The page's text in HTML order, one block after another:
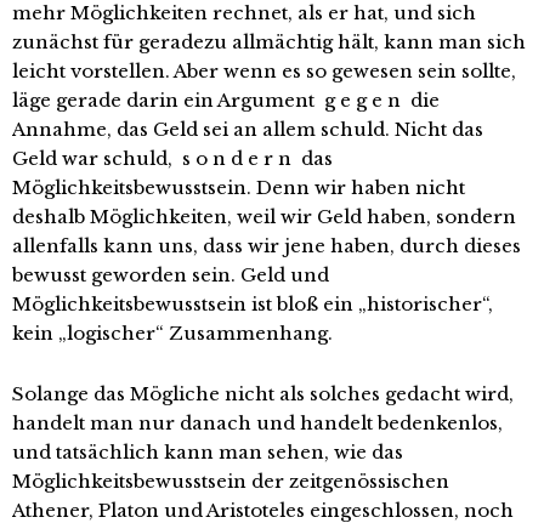
mehr Möglichkeiten rechnet, als er hat, und sich
zunächst für geradezu allmächtig hält, kann man sich
leicht vorstellen. Aber wenn es so gewesen sein sollte,
läge gerade darin ein Argument g e g e n die
Annahme, das Geld sei an allem schuld. Nicht das
Geld war schuld, s o n d e r n das
Möglichkeitsbewusstsein. Denn wir haben nicht
deshalb Möglichkeiten, weil wir Geld haben, sondern
allenfalls kann uns, dass wir jene haben, durch dieses
bewusst geworden sein. Geld und
Möglichkeitsbewusstsein ist bloß ein „historischer“,
kein „logischer“ Zusammenhang.
Solange das Mögliche nicht als solches gedacht wird,
handelt man nur danach und handelt bedenkenlos,
und tatsächlich kann man sehen, wie das
Möglichkeitsbewusstsein der zeitgenössischen
Athener, Platon und Aristoteles eingeschlossen, noch